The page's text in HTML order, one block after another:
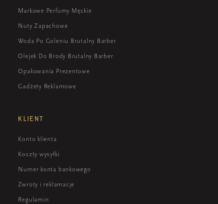
Markowe Perfumy Męskie
Nuty Zapachowe
Woda Po Goleniu Brutalny Barber
Olejek Do Brody Brutalny Barber
Opakowania Prezentowe
Gadżety Reklamowe
KLIENT
Konto klienta
Koszty wysyłki
Numer konta bankowego
Zwroty i reklamacje
Regulamin